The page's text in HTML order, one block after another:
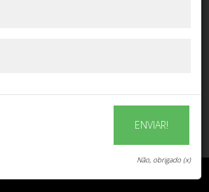
ENVIAR!
Não, obrigado (x)